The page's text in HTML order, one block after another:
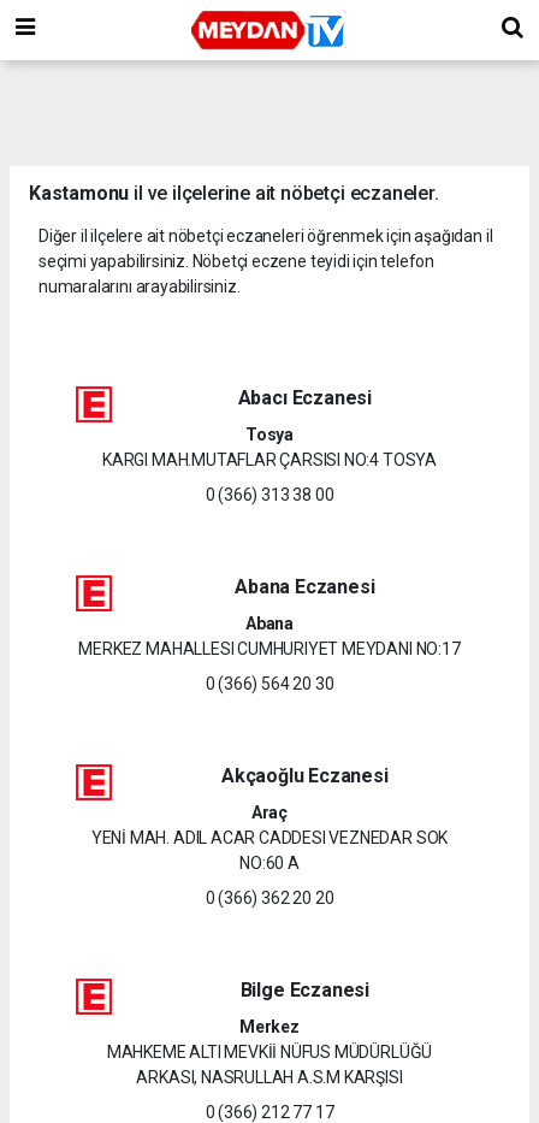
Kastamonu il ve ilçelerine ait nöbetçi eczaneler.
Diğer il ilçelere ait nöbetçi eczaneleri öğrenmek için aşağıdan il
seçimi yapabilirsiniz. Nöbetçi eczene teyidi için telefon
numaralarını arayabilirsiniz.
Abacı Eczanesi
Tosya
KARGI MAH.MUTAFLAR ÇARSISI NO:4 TOSYA
0 (366) 313 38 00
Abana Eczanesi
Abana
MERKEZ MAHALLESI CUMHURIYET MEYDANI NO:17
0 (366) 564 20 30
Akçaoğlu Eczanesi
Araç
YENİ MAH. ADIL ACAR CADDESI VEZNEDAR SOK
NO:60 A
0 (366) 362 20 20
Bilge Eczanesi
Merkez
MAHKEME ALTI MEVKİİ NÜFUS MÜDÜRLÜĞÜ
ARKASI, NASRULLAH A.S.M KARŞISI
0 (366) 212 77 17